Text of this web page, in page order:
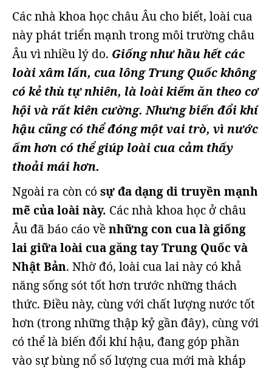
Các nhà khoa học châu Âu cho biết, loài cua
này phát triển mạnh trong môi trường châu
Âu vì nhiều lý do. Giống như hầu hết các
loài xâm lấn, cua lông Trung Quốc không
có kẻ thù tự nhiên, là loài kiếm ăn theo cơ
hội và rất kiên cường. Nhưng biến đổi khí
hậu cũng có thể đóng một vai trò, vì nước
ấm hơn có thể giúp loài cua cảm thấy
thoải mái hơn.
Ngoài ra còn có sự đa dạng di truyền mạnh
mẽ của loài này. Các nhà khoa học ở châu
Âu đã báo cáo vềnhững con cua là giống
lai giữa loài cua găng tay Trung Quốc và
Nhật Bản. Nhờ đó, loài cua lai này có khả
năng sống sót tốt hơn trước những thách
thức. Điều này, cùng với chất lượng nước tốt
hơn (trong những thập kỷ gần đây), cùng với
có thể là biến đổi khí hậu, đang góp phần
vào sự bùng nổ số lượng cua mới mà khắp